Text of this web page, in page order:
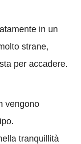
in un
strane,
per accadere.
vengono
tranquillità